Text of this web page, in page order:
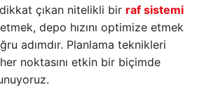
çıkan nitelikli bir raf sistemi
depo hızını optimize etmek
adımdır. Planlama teknikleri
noktasını etkin bir biçimde